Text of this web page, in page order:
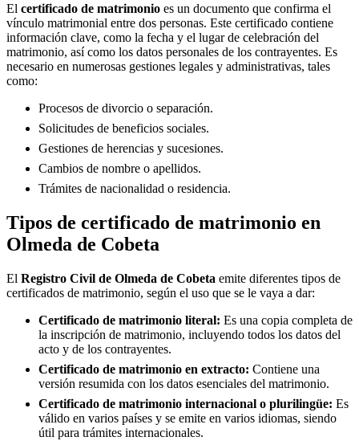
El certificado de matrimonio es un documento que confirma el
vínculo matrimonial entre dos personas. Este certificado contiene
información clave, como la fecha y el lugar de celebración del
matrimonio, así como los datos personales de los contrayentes. Es
necesario en numerosas gestiones legales y administrativas, tales
como:
Procesos de divorcio o separación.
Solicitudes de beneficios sociales.
Gestiones de herencias y sucesiones.
Cambios de nombre o apellidos.
Trámites de nacionalidad o residencia.
Tipos de certificado de matrimonio en
Olmeda de Cobeta
El Registro Civil de Olmeda de Cobeta emite diferentes tipos de
certificados de matrimonio, según el uso que se le vaya a dar:
Certificado de matrimonio literal: Es una copia completa de
la inscripción de matrimonio, incluyendo todos los datos del
acto y de los contrayentes.
Certificado de matrimonio en extracto: Contiene una
versión resumida con los datos esenciales del matrimonio.
Certificado de matrimonio internacional o plurilingüe: Es
válido en varios países y se emite en varios idiomas, siendo
útil para trámites internacionales.